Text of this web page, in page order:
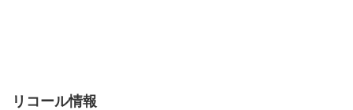
リコール情報